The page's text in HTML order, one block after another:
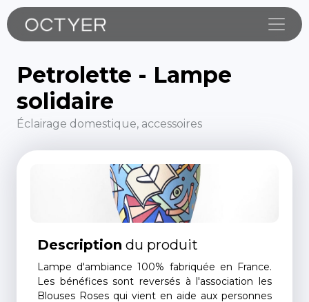
Petrolette - Lampe
solidaire
Éclairage domestique, accessoires
Description du produit
Lampe d'ambiance 100% fabriquée en France.
Les bénéfices sont reversés à l'association les
Blouses Roses qui vient en aide aux personnes